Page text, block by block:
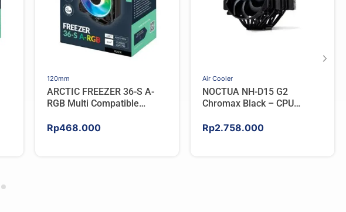
120mm
ARCTIC FREEZER 36-S A-
RGB Multi Compatible
Rp468.000
Air Cooler
NOCTUA NH-D15 G2
Chromax Black – CPU
Rp2.758.000